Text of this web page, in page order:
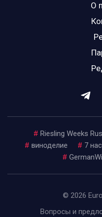
О
# Riesling Weeks
# виноделие # 7
#
© 2026
Вопросы и